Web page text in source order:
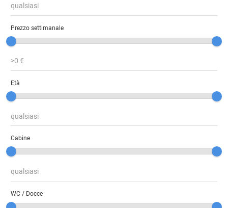
Prezzo settimanale
Età
Cabine
WC / Docce